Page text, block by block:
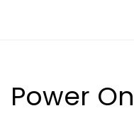
Power